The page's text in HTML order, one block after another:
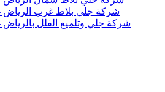
شركة جلي بلاط غرب الرياض –
شركة جلي وتلميع الفلل بالرياض –